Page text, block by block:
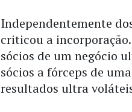
Independentemente
criticou a
sócios de um negócio
sócios a fórceps de
resultados ultra